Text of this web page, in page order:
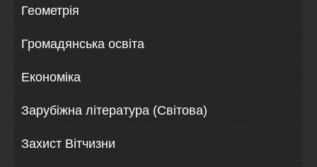
Геометрія
Громадянська освіта
Економіка
Зарубіжна література (Світова)
Захист Вітчизни